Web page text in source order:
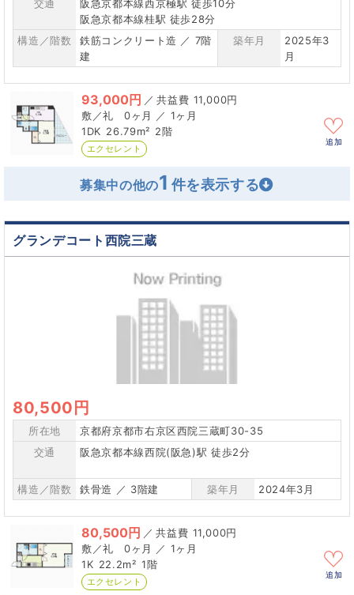
交通
阪急京都本線西京極駅 徒歩10分
阪急京都本線桂駅 徒歩28分
構造／階数
鉄筋コンクリート造 ／ 7階
建
築年月
2025年3
月
93,000円 ／
11,000円
0ヶ月 ／ 1ヶ月
1DK 26.79m² 2階
エクセレント
追加
募集中の他の1
グランデコート西院三蔵
80,500円
所在地
京都府京都市右京区西院三蔵町30-35
交通
阪急京都本線西院(阪急)駅 徒歩2分
構造／階数 鉄骨造 ／ 3階建 築年月 2024年3月
80,500円 ／
11,000円
0ヶ月 ／ 1ヶ月
1K 22.2m² 1階
エクセレント
追加